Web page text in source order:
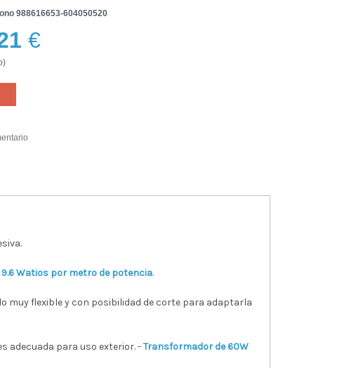
988616653-604050520
€
Watios por metro de potencia.
muy flexible y con posibilidad de corte para adaptarla
adecuada para uso exterior. -Transformador de 60W